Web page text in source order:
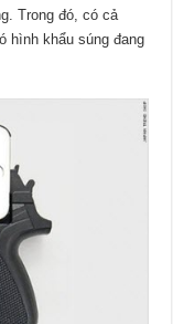
Trong đó, có cả
hình khẩu súng đang